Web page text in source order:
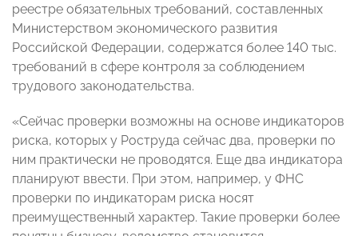
реестре обязательных требований, составленных
Министерством экономического развития
Российской Федерации, содержатся более 140 тыс.
требований в сфере контроля за соблюдением
трудового законодательства.
«Сейчас проверки возможны на основе индикаторов
риска, которых у Роструда сейчас два, проверки по
ним практически не проводятся. Еще два индикатора
планируют ввести. При этом, например, у ФНС
проверки по индикаторам риска носят
преимущественный характер. Такие проверки более